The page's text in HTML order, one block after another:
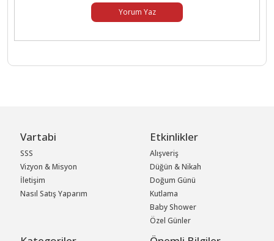
Yorum Yaz
Vartabi
SSS
Vizyon & Misyon
İletişim
Nasıl Satış Yaparım
Etkinlikler
Alışveriş
Düğün & Nikah
Doğum Günü
Kutlama
Baby Shower
Özel Günler